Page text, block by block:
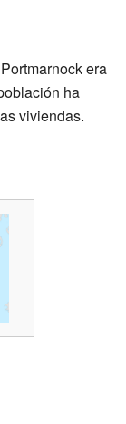
era
ha
viviendas.